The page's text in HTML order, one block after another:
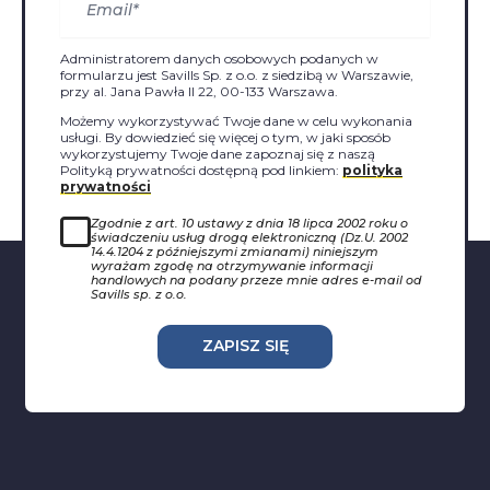
Administratorem danych osobowych podanych w
formularzu jest Savills Sp. z o.o. z siedzibą w Warszawie,
przy al. Jana Pawła II 22, 00-133 Warszawa.
Możemy wykorzystywać Twoje dane w celu wykonania
usługi. By dowiedzieć się więcej o tym, w jaki sposób
wykorzystujemy Twoje dane zapoznaj się z naszą
Polityką prywatności dostępną pod linkiem: polityka
prywatności
Zgodnie z art. 10 ustawy z dnia 18 lipca 2002 roku o
świadczeniu usług drogą elektroniczną (Dz.U. 2002
14.4.1204 z późniejszymi zmianami) niniejszym
wyrażam zgodę na otrzymywanie informacji
handlowych na podany przeze mnie adres e-mail od
Savills sp. z o.o.
ZAPISZ SIĘ